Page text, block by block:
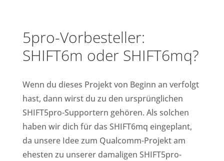
5pro-Vorbesteller:
SHIFT6m oder SHIFT6mq?
Wenn du dieses Projekt von Beginn an verfolgt
hast, dann wirst du zu den ursprünglichen
SHIFT5pro-Supportern gehören. Als solchen
haben wir dich für das SHIFT6mq eingeplant,
da unsere Idee zum Qualcomm-Projekt am
ehesten zu unserer damaligen SHIFT5pro-